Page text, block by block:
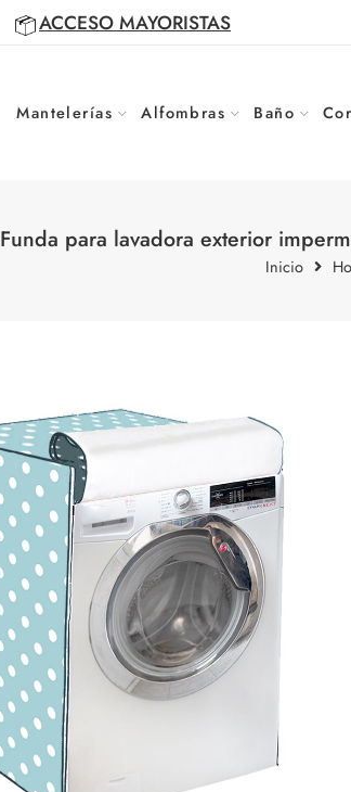
ACCESO MAYORISTAS
Mantelerías Alfombras Baño
Funda para lavadora exterior
Inicio